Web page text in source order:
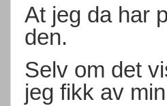
At jeg da har
den.
Selv om det
jeg fikk av